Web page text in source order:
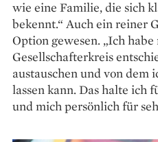
wie eine Familie, die sich
bekennt.“ Auch ein reiner
Option gewesen. „Ich
Gesellschafterkreis
austauschen und von dem
lassen kann. Das halte ich
und mich persönlich für